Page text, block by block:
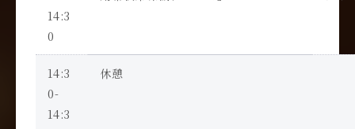
14:3
0
14:3
0-
14:3
休憩